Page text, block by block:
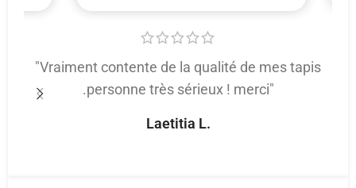
"Vraiment contente de la qualité de mes tapis
.personne très sérieux ! merci"
Laetitia L.